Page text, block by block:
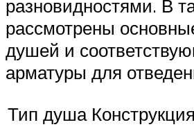
разновидностями. В
рассмотрены
душей и
арматуры для
Тип душа